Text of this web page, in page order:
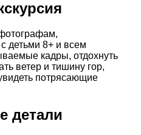
детьми 8+ и всем
кадры, отдохнуть
ветер и тишину гор,
потрясающие
детали